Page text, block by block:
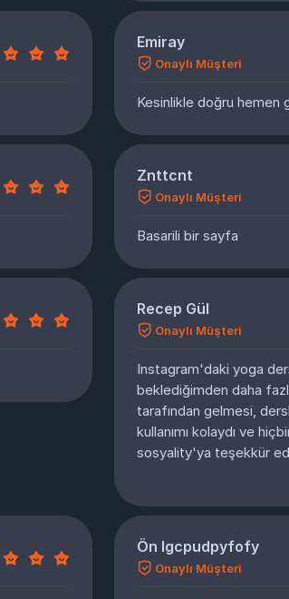
Emiray
Onaylı Müşteri
Kesinlikle doğru hemen
Znttcnt
Onaylı Müşteri
Basarili bir sayfa
Recep Gül
Onaylı Müşteri
Instagram'daki yoga
beklediğimden daha
tarafından gelmesi,
kullanımı kolaydı ve
sosyality'ya teşekkür
Ön lgcpudpyfofy
Onaylı Müşteri